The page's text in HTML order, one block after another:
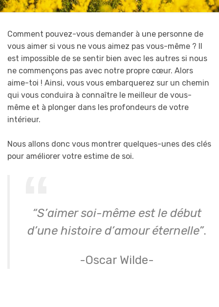
Comment pouvez-vous demander à une personne de
vous aimer si vous ne vous aimez pas vous-même ? Il
est impossible de se sentir bien avec les autres si nous
ne commençons pas avec notre propre cœur. Alors
aime-toi ! Ainsi, vous vous embarquerez sur un chemin
qui vous conduira à connaître le meilleur de vous-
même et à plonger dans les profondeurs de votre
intérieur.
Nous allons donc vous montrer quelques-unes des clés
pour améliorer votre estime de soi.
“S’aimer soi-même est le début
d’une histoire d’amour éternelle”.
-Oscar Wilde-